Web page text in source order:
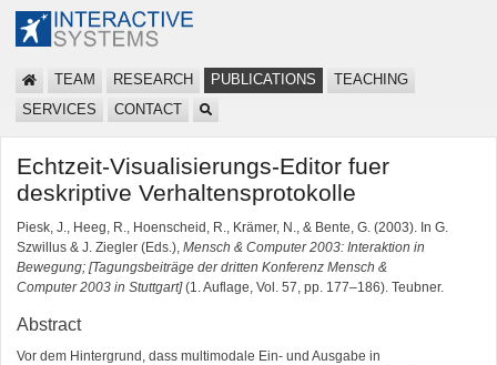
TEAM RESEARCH PUBLICATIONS
TEACHING
SERVICES
CONTACT
Echtzeit-Visualisierungs-Editor fuer
deskriptive Verhaltensprotokolle
Piesk, J., Heeg, R., Hoenscheid, R., Krämer, N., & Bente, G. (2003). In G.
Szwillus & J. Ziegler (Eds.), Mensch & Computer 2003: Interaktion in
Bewegung; [Tagungsbeiträge der dritten Konferenz Mensch &
Computer 2003 in Stuttgart](1. Auflage, Vol. 57, pp. 177–186). Teubner.
Abstract
Vor dem Hintergrund, dass multimodale Ein- und Ausgabe in